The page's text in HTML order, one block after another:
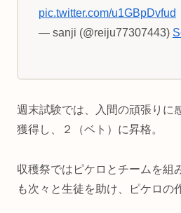
pic.twitter.com/u1GBpDvfud
— sanji (@reiju77307443)
週末試験では、入間の頑張りに
獲得し、２（ベト）に昇格。
収穫祭ではピケロとチームを組
も次々と生徒を助け、ピケロの